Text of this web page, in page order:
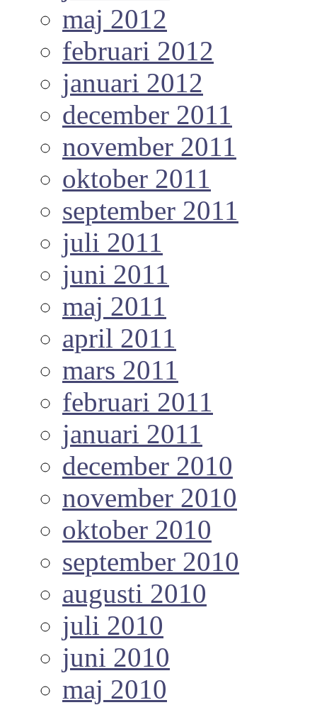
maj 2012
februari 2012
januari 2012
december 2011
november 2011
oktober 2011
september 2011
juli 2011
juni 2011
maj 2011
april 2011
mars 2011
februari 2011
januari 2011
december 2010
november 2010
oktober 2010
september 2010
augusti 2010
juli 2010
juni 2010
maj 2010